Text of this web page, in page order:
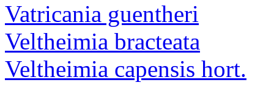
Vatricania guentheri
Veltheimia bracteata
Veltheimia capensis hort.